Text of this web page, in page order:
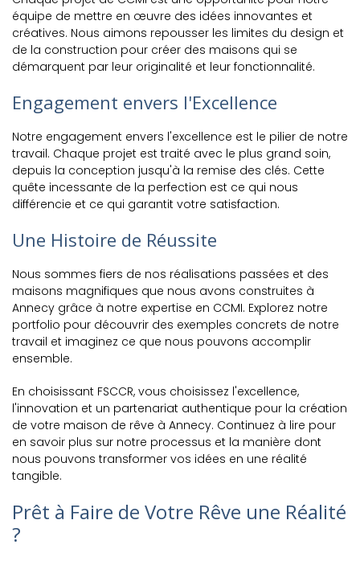
équipe de mettre en œuvre des idées innovantes et
créatives. Nous aimons repousser les limites du design et
de la construction pour créer des maisons qui se
démarquent par leur originalité et leur fonctionnalité.
Engagement envers l'Excellence
Notre engagement envers l'excellence est le pilier de notre
travail. Chaque projet est traité avec le plus grand soin,
depuis la conception jusqu'à la remise des clés. Cette
quête incessante de la perfection est ce qui nous
différencie et ce qui garantit votre satisfaction.
Une Histoire de Réussite
Nous sommes fiers de nos réalisations passées et des
maisons magnifiques que nous avons construites à
Annecy grâce à notre expertise en CCMI. Explorez notre
portfolio pour découvrir des exemples concrets de notre
travail et imaginez ce que nous pouvons accomplir
ensemble.
En choisissant FSCCR, vous choisissez l'excellence,
l'innovation et un partenariat authentique pour la création
de votre maison de rêve à Annecy. Continuez à lire pour
en savoir plus sur notre processus et la manière dont
nous pouvons transformer vos idées en une réalité
tangible.
Prêt à Faire de Votre Rêve une Réalité
?